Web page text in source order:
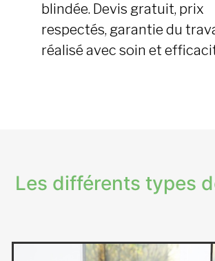
blindée. Devis gratuit, prix
respectés, garantie du
réalisé avec soin et
Les différents types